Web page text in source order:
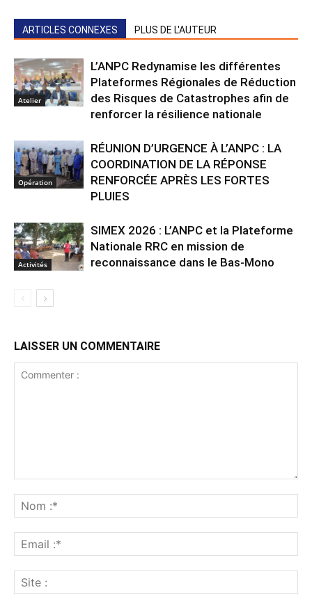
ARTICLES CONNEXES PLUS DE L'AUTEUR
Atelier
L’ANPC Redynamise les différentes
Plateformes Régionales de Réduction
des Risques de Catastrophes afin de
renforcer la résilience nationale
Opération
RÉUNION D’URGENCE À L’ANPC : LA
COORDINATION DE LA RÉPONSE
RENFORCÉE APRÈS LES FORTES
PLUIES
Activités
SIMEX 2026 : L’ANPC et la Plateforme
Nationale RRC en mission de
reconnaissance dans le Bas-Mono
LAISSER UN COMMENTAIRE